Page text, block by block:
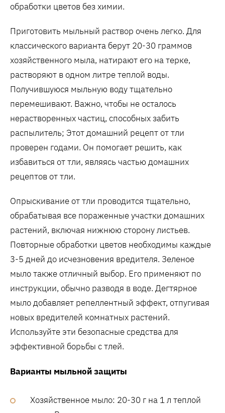
обработки цветов без химии.
Приготовить мыльный раствор очень легко. Для
классического варианта берут 20-30 граммов
хозяйственного мыла‚ натирают его на терке‚
растворяют в одном литре теплой воды.
Получившуюся мыльную воду тщательно
перемешивают. Важно‚ чтобы не осталось
нерастворенных частиц‚ способных забить
распылитель; Этот домашний рецепт от тли
проверен годами. Он помогает решить‚ как
избавиться от тли‚ являясь частью домашних
рецептов от тли.
Опрыскивание от тли проводится тщательно‚
обрабатывая все пораженные участки домашних
растений‚ включая нижнюю сторону листьев.
Повторные обработки цветов необходимы каждые
3-5 дней до исчезновения вредителя. Зеленое
мыло также отличный выбор. Его применяют по
инструкции‚ обычно разводя в воде. Дегтярное
мыло добавляет репеллентный эффект‚ отпугивая
новых вредителей комнатных растений.
Используйте эти безопасные средства для
эффективной борьбы с тлей.
Варианты мыльной защиты
Хозяйственное мыло: 20-30 г на 1 л теплой